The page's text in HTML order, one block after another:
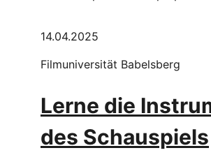
14.04.2025
Filmuniversität Babelsberg
Lerne die
des Schauspiels